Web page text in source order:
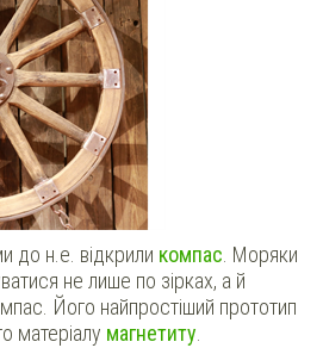
до н.е. відкрили компас. Моряки
не лише по зірках, а й
Його найпростіший прототип
матеріалу магнетиту.